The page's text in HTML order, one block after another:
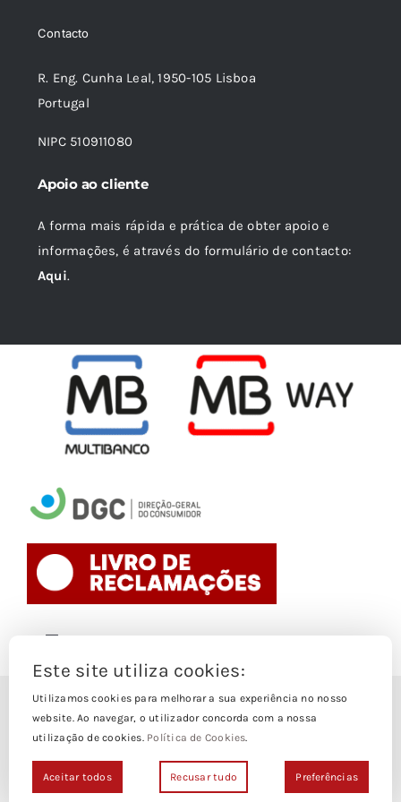
24,60 €.22,14 €.
Contacto
R. Eng. Cunha Leal, 1950-105 Lisboa
Portugal
NIPC 510911080
Apoio ao cliente
A forma mais rápida e prática de obter apoio e
informações, é através do formulário de contacto:
Aqui.
Navigation
Termos e Condições
© Copyright 1988- 2026
Loja Edições Piaget byPiaget Ensino Superior
direitos Reservados | Powered by
Este site utiliza cookies:
Utilizamos cookies para melhorar a sua experiência no nosso
website. Ao navegar, o utilizador concorda com a nossa
utilização de cookies. Política de Cookies.
Aceitar todos Recusar tudo Preferências